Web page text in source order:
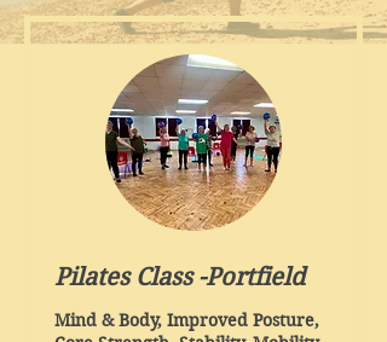
Pilates Class -Portfield
Mind & Body, Improved Posture,